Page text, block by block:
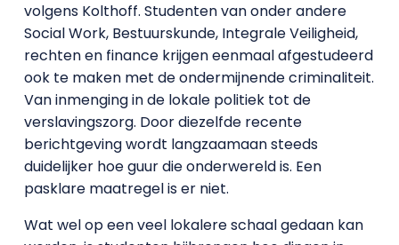
volgens Kolthoff. Studenten van onder andere
Social Work, Bestuurskunde, Integrale Veiligheid,
rechten en finance krijgen eenmaal afgestudeerd
ook te maken met de ondermijnende criminaliteit.
Van inmenging in de lokale politiek tot de
verslavingszorg. Door diezelfde recente
berichtgeving wordt langzaamaan steeds
duidelijker hoe guur die onderwereld is. Een
pasklare maatregel is er niet.
Wat wel op een veel lokalere schaal gedaan kan